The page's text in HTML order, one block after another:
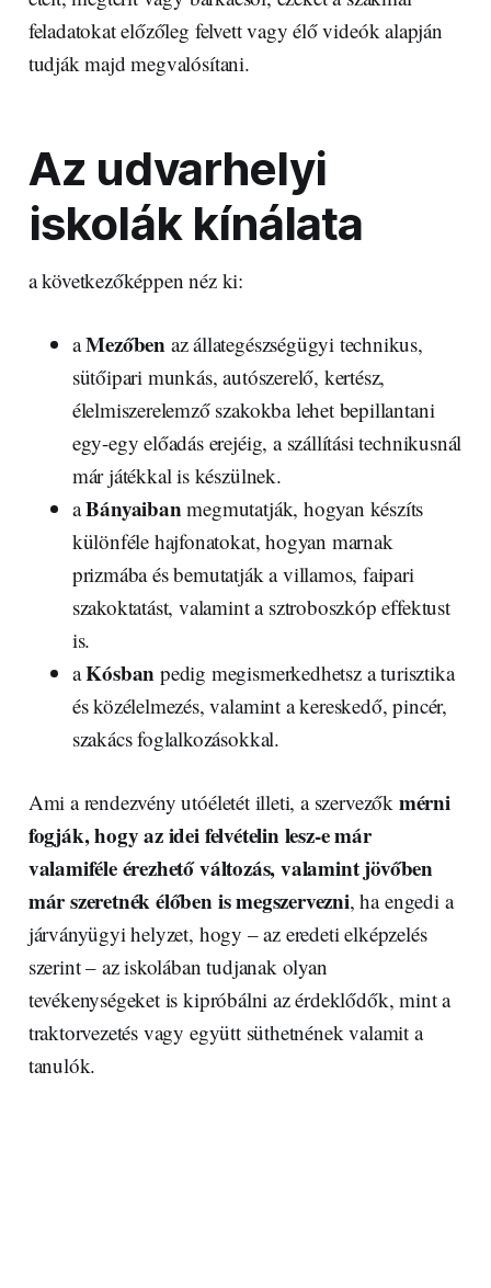
feladatokat előzőleg felvett vagy élő videók alapján
tudják majd megvalósítani.
Az udvarhelyi
iskolák kínálata
a következőképpen néz ki:
aMezőben az állategészségügyi technikus,
sütőipari munkás, autószerelő, kertész,
élelmiszerelemző szakokba lehet bepillantani
egy-egy előadás erejéig, a szállítási technikusnál
már játékkal is készülnek.
aBányaibanmegmutatják, hogyan készíts
különféle hajfonatokat, hogyan marnak
prizmába és bemutatják a villamos, faipari
szakoktatást, valamint a sztroboszkóp effektust
is.
aKósban pedig megismerkedhetsz a turisztika
és közélelmezés, valamint a kereskedő, pincér,
szakács foglalkozásokkal.
Ami a rendezvény utóéletét illeti, a szervezők mérni
fogják, hogy az idei felvételin lesz-e már
valamiféle érezhető változás, valamint jövőben
már szeretnék élőben is megszervezni, ha engedi a
járványügyi helyzet, hogy – az eredeti elképzelés
szerint – az iskolában tudjanak olyan
tevékenységeket is kipróbálni az érdeklődők, mint a
traktorvezetés vagy együtt süthetnének valamit a
tanulók.